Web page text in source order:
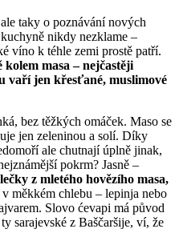
taky o poznávání nových
nikdy nezklame –
víno k téhle zemi prostě patří.
kolem masa – nejčastěji
vaří jen křesťané, muslimové
bez těžkých omáček. Maso se
jen zeleninou a solí. Díky
ale chutnají úplně jinak,
pokrm? Jasně –
z mletého hovězího masa,
v měkkém chlebu – lepinja nebo
Slovo ćevapi má původ
sarajevské z Baščaršije, ví, že